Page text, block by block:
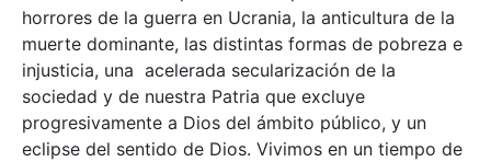
horrores de la guerra en Ucrania, la anticultura de la
muerte dominante, las distintas formas de pobreza e
injusticia, una acelerada secularización de la
sociedad y de nuestra Patria que excluye
progresivamente a Dios del ámbito público, y un
eclipse del sentido de Dios. Vivimos en un tiempo de